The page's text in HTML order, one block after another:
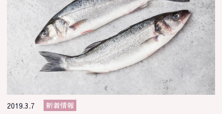
2019.3.7 新着情報